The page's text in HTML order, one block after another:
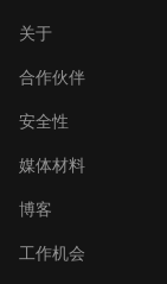
关于
合作伙伴
安全性
媒体材料
博客
工作机会